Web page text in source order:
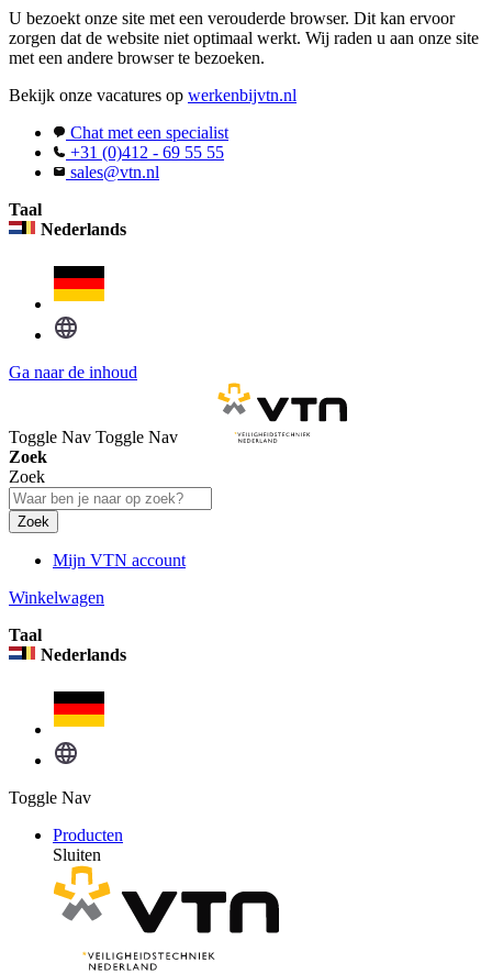
U bezoekt onze site met een verouderde browser. Dit kan ervoor
zorgen dat de website niet optimaal werkt. Wij raden u aan onze site
met een andere browser te bezoeken.
Bekijk onze vacatures op werkenbijvtn.nl
Chat met een specialist
+31 (0)412 - 69 55 55
sales@vtn.nl
Taal
Nederlands
Ga naar de inhoud
Toggle Nav Toggle Nav
Zoek
Zoek
Zoek
Mijn VTN account
Winkelwagen
Taal
Nederlands
Toggle Nav
Producten
Sluiten